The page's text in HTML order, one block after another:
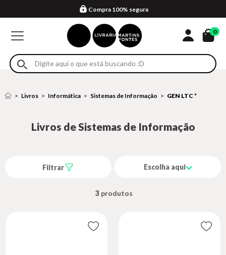
Formas de entrega
Compra 100% segura
Em até 4x sem juros no cartão*
Retire na loja
Eventos
0
Livros Informática Sistemas de Informação GEN LTC *
Livros de Sistemas de Informação
Filtrar Escolha aqui
3